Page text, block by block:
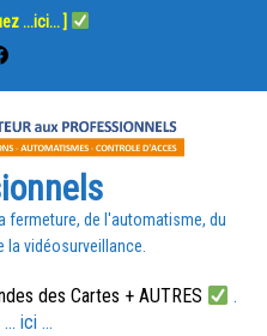
...ici... ]
fermeture, de l'automatisme, du
vidéosurveillance.
des Cartes + AUTRES
.
ici ...